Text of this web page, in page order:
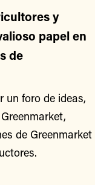
y
papel en
de
un foro de ideas,
de Greenmarket